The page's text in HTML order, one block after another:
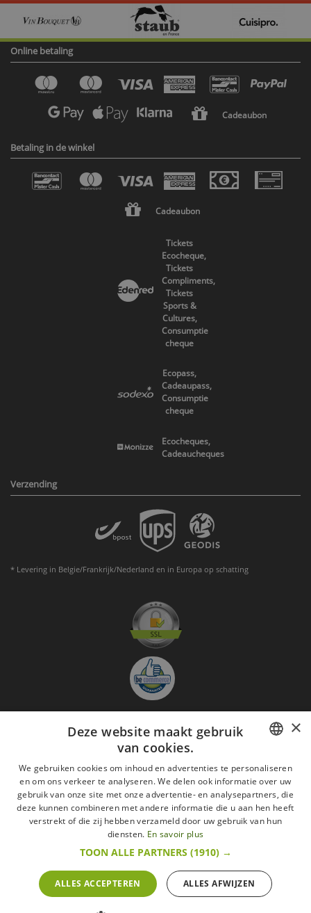
Online betaling
Cadeaubon
Betaling in de winkel
Cadeaubon
Tickets
Ecocheque,
Tickets
Compliments,
Tickets
Sports &
Cultures,
Consumptie
cheque
Ecopass,
Cadeaupass,
Consumptie
cheque
Ecocheques,
Cadeaucheques
Verzending
* Levering in Belgie/Frankrijk/Nederland en in Europa op schatting
Aanmelden nieuwsbrief
GO
de Wettelijke vermeldingen
Alle merken
Algemene verkoopsvoorwaarden
Wettelijke vermeldingen
Veelgestelde vragen
Alle rechten voorbehouden ©2015 Les Secrets du Chef/Alle prijzen op deze website
zijn met alle belastingen inbegrepen.
De Belgische wetgeving van 6 april 2010 geeft de consument het recht om binnen 14
FRENCH
ENGLISH
×
Deze website maakt gebruik
van cookies.
We gebruiken cookies om inhoud en advertenties te personaliseren
en om ons verkeer te analyseren. We delen ook informatie over uw
gebruik van onze site met onze advertentie- en analysepartners, die
deze kunnen combineren met andere informatie die u aan hen heeft
verstrekt of die zij hebben verzameld door uw gebruik van hun
diensten. En savoir plus
TOON ALLE PARTNERS (1910) →
ALLES ACCEPTEREN ALLES AFWIJZEN